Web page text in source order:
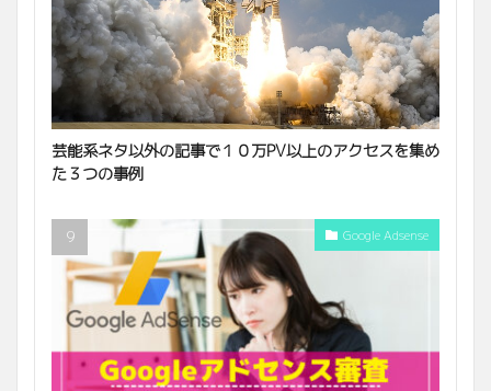
芸能系ネタ以外の記事で１０万PV以上のアクセスを集め
た３つの事例
Google Adsense